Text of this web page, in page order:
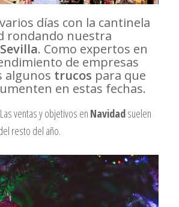
días con la cantinela
rondando nuestra
. Como expertos en
de empresas
algunos trucos para que
en estas fechas.
ventas y objetivos en Navidadsuelen
resto del año.